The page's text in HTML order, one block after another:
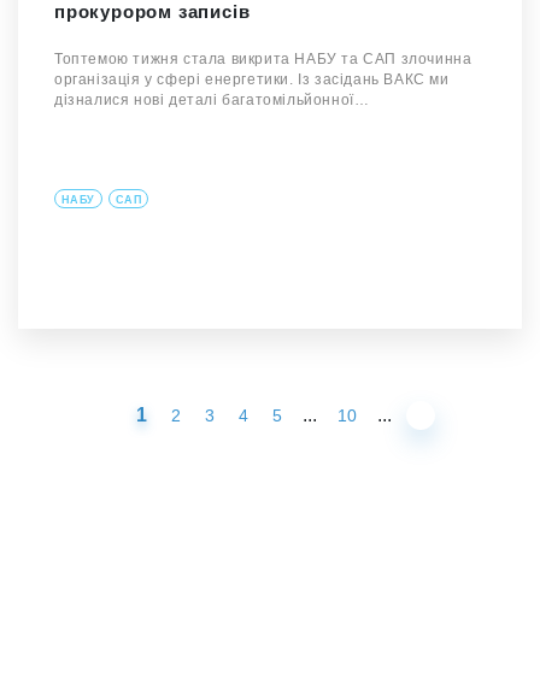
прокурором записів
Топтемою тижня стала викрита НАБУ та САП злочинна
організація у сфері енергетики. Із засідань ВАКС ми
дізналися нові деталі багатомільйонної…
НАБУ САП
1 2 3 4 5 ... 10 ...